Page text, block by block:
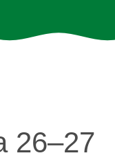
26–27